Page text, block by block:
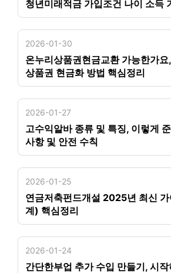
청년미래적금 가입조건 나이 소득
2026-01-30
온누리상품권현금교환 가능한가요
상품권 현금화 방법 핵심정리
2026-01-27
고수익알바 종류 및 특징, 이렇게
사항 및 안전 수칙
2026-01-25
연금저축펀드개설 2025년 최신
계) 핵심정리
2026-01-24
간단한부업 추가 수입 만들기, 시